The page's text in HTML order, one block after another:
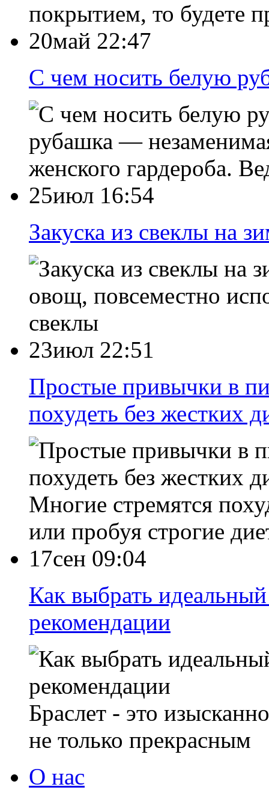
покрытием, то будете
20май 22:47
С чем носить белую
рубашка —
женского гардероба.
25июл 16:54
Закуска из свеклы на
овощ, повсеместно
свеклы
23июл 22:51
Простые привычки в
похудеть без жестких
Многие стремятся
или пробуя строгие
17сен 09:04
Как выбрать
рекомендации
Браслет - это
не только прекрасным
О нас